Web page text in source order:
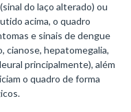
do laço alterado) ou
acima, o quadro
e sinais de dengue
cianose, hepatomegalia,
principalmente), além
o quadro de forma